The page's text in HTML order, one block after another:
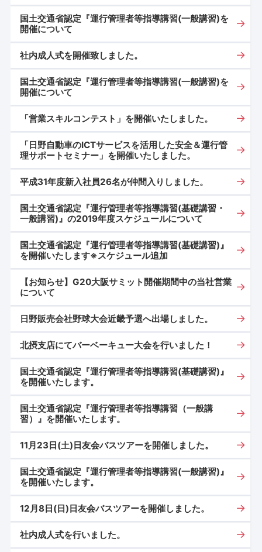
国土交通省認定『運行管理者等指導講習(一般講習)を
開催について
社内成人式を開催致しました。
国土交通省認定『運行管理者等指導講習(一般講習)を
開催について
「営業スキルコンテスト」を開催いたしました。
「日野自動車のICTサービスを活用した安全＆運行管
理サポートセミナー」を開催いたしました。
平成31年度新入社員26名が仲間入りしました。
国土交通省認定『運行管理者等指導講習(基礎講習・
一般講習)』の2019年度スケジュールについて
国土交通省認定『運行管理者等指導講習(基礎講習)』
を開催いたします※スケジュール追加
【お知らせ】G20大阪サミット開催期間中の当社営業
について
日野販売会社野球大会近畿予選へ出場しました。
北摂支店にてバーベーキュー大会を行いました！
国土交通省認定『運行管理者等指導講習(基礎講習)』
を開催いたします。
国土交通省認定『運行管理者等指導講習（一般講
習）』を開催いたします。
11月23日(土)日友会バスツアーを開催しました。
国土交通省認定『運行管理者等指導講習(一般講習)』
を開催いたします。
12月8日(日)日友会バスツアーを開催しました。
社内成人式を行いました。